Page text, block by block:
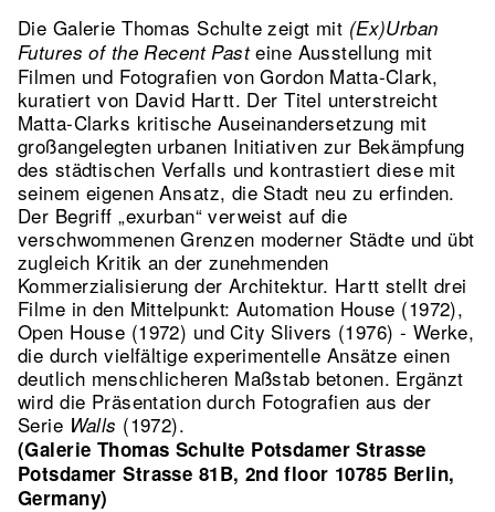
Die Galerie Thomas Schulte zeigt mit (Ex)Urban
Futures of the Recent Pasteine Ausstellung mit
Filmen und Fotografien von Gordon Matta-Clark,
kuratiert von David Hartt. Der Titel unterstreicht
Matta-Clarks kritische Auseinandersetzung mit
großangelegten urbanen Initiativen zur Bekämpfung
des städtischen Verfalls und kontrastiert diese mit
seinem eigenen Ansatz, die Stadt neu zu erfinden.
Der Begriff „exurban“ verweist auf die
verschwommenen Grenzen moderner Städte und übt
zugleich Kritik an der zunehmenden
Kommerzialisierung der Architektur. Hartt stellt drei
Filme in den Mittelpunkt: Automation House (1972),
Open House (1972) und City Slivers (1976) - Werke,
die durch vielfältige experimentelle Ansätze einen
deutlich menschlicheren Maßstab betonen. Ergänzt
wird die Präsentation durch Fotografien aus der
Serie Walls (1972).
(Galerie Thomas Schulte Potsdamer Strasse
Potsdamer Strasse 81B, 2nd floor 10785 Berlin,
Germany)